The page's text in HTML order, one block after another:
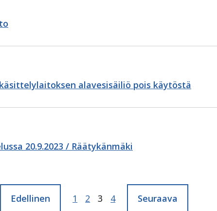
alavesisäiliö pois käytöstä
20.9.2023 / Räätykänmäki
Edellinen Sivu:
1 Sivu:
2 Sivu:
3 Sivu:
4 Seuraava